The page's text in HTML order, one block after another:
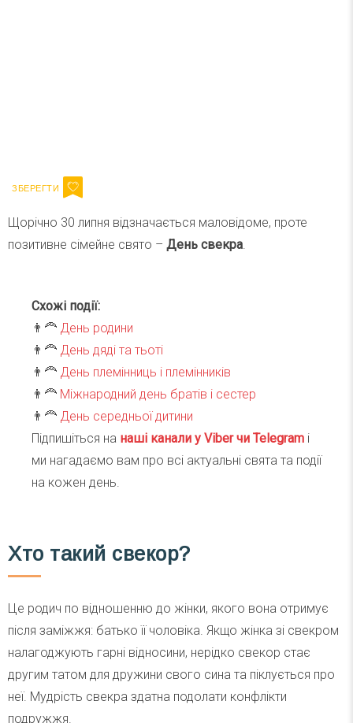
Щорічно 30 липня відзначається маловідоме, проте
позитивне сімейне свято – День свекра.
Схожі події:
👨‍🦰 День родини
👨‍🦰 День дяді та тьоті
👨‍🦰 День племінниць і племінників
👨‍🦰 Міжнародний день братів і сестер
👨‍🦰 День середньої дитини
Підпишіться на наші канали у Viber чи Telegram і
ми нагадаємо вам про всі актуальні свята та події
на кожен день.
Хто такий свекор?
Це родич по відношенню до жінки, якого вона отримує
після заміжжя: батько її чоловіка. Якщо жінка зі свекром
налагоджують гарні відносини, нерідко свекор стає
другим татом для дружини свого сина та піклується про
неї. Мудрість свекра здатна подолати конфлікти
подружжя.